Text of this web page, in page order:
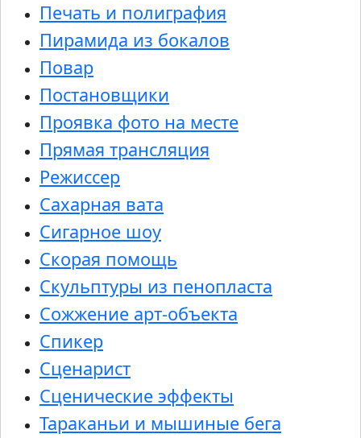
Печать и полиграфия
Пирамида из бокалов
Повар
Постановщики
Проявка фото на месте
Прямая трансляция
Режиссер
Сахарная вата
Сигарное шоу
Скорая помощь
Скульптуры из пенопласта
Сожжение арт-объекта
Спикер
Сценарист
Сценические эффекты
Тараканьи и мышиные бега